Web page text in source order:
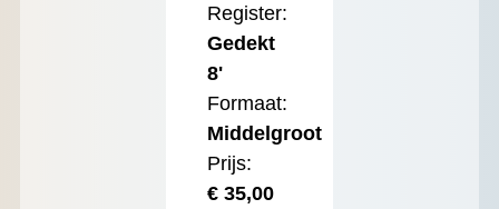
Register:
Gedekt
8'
Formaat:
Middelgroot
Prijs:
€35,00